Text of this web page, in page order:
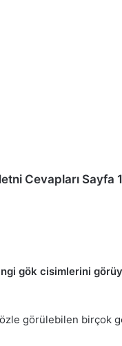
Cevapları
gök cisimlerini
görülebilen birçok